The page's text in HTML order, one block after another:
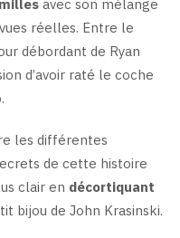
avec son mélange
réelles. Entre le
débordant de Ryan
d’avoir raté le coche
les différentes
de cette histoire
clair en décortiquant
bijou de John Krasinski.